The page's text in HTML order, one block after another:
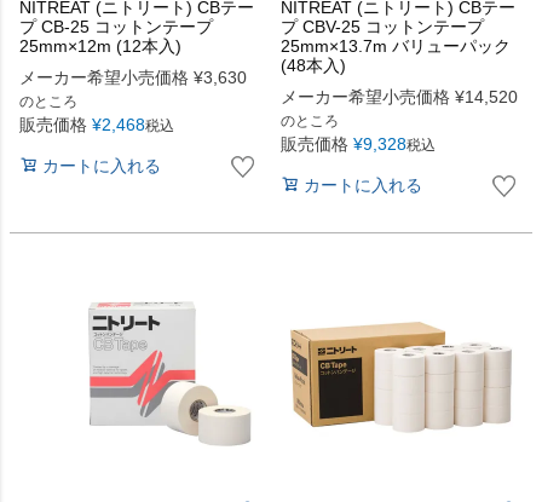
NITREAT (ニトリート) CBテー
プ CB-25 コットンテープ
25mm×12m (12本入)
メーカー希望小売価格 ¥3,630
のところ
販売価格 ¥2,468税込
カートに入れる
NITREAT (ニトリート) CBテー
プ CBV-25 コットンテープ
25mm×13.7m バリューパック
(48本入)
メーカー希望小売価格 ¥14,520
のところ
販売価格 ¥9,328税込
カートに入れる